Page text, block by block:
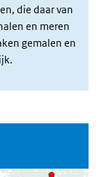
die daar van
en meren
gemalen en